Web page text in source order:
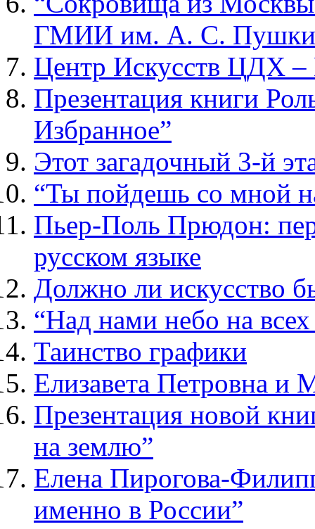
ГМИИ им. А. С.
Центр Искусств ЦДХ –
Презентация книги
Избранное”
Этот загадочный 3-й
“Ты пойдешь со мной
Пьер-Поль Прюдон:
русском языке
Должно ли искусство
“Над нами небо на
Таинство графики
Елизавета Петровна и
Презентация новой
на землю”
Елена Пирогова-
именно в России”